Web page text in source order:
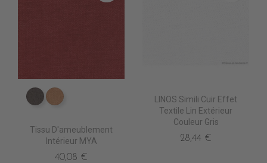
ES3514 Bistre
ES3516 Fauve
Tissu D'ameublement
Intérieur MYA
40,08 €
LINOS Simili Cuir Effet
Textile Lin Extérieur
Couleur Gris
28,44 €